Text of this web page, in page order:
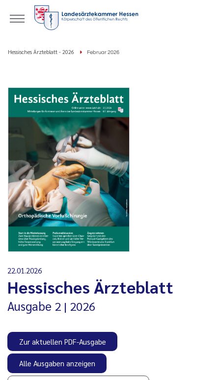
Hessisches Ärzteblatt - 2026 Februar 2026
22.01.2026
Hessisches Ärzteblatt
Ausgabe 2 2026
Zur aktuellen PDF-Ausgabe
Alle Ausgaben anzeigen